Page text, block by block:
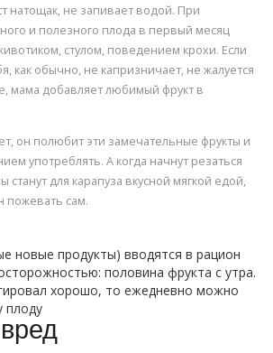
натощак, не запивает водой. При
и полезного плода в первый месяц
стулом, поведением крохи. Если
как обычно, не капризничает, не жалуется
мама добавляет любимый фрукт в
он полюбит эти замечательные фрукты и
употреблять. А когда начнут резаться
станут для карапуза вкусной мягкой едой,
пожевать сам.
новые продукты) вводятся в рацион
половина фрукта с утра.
хорошо, то ежедневно можно
плоду